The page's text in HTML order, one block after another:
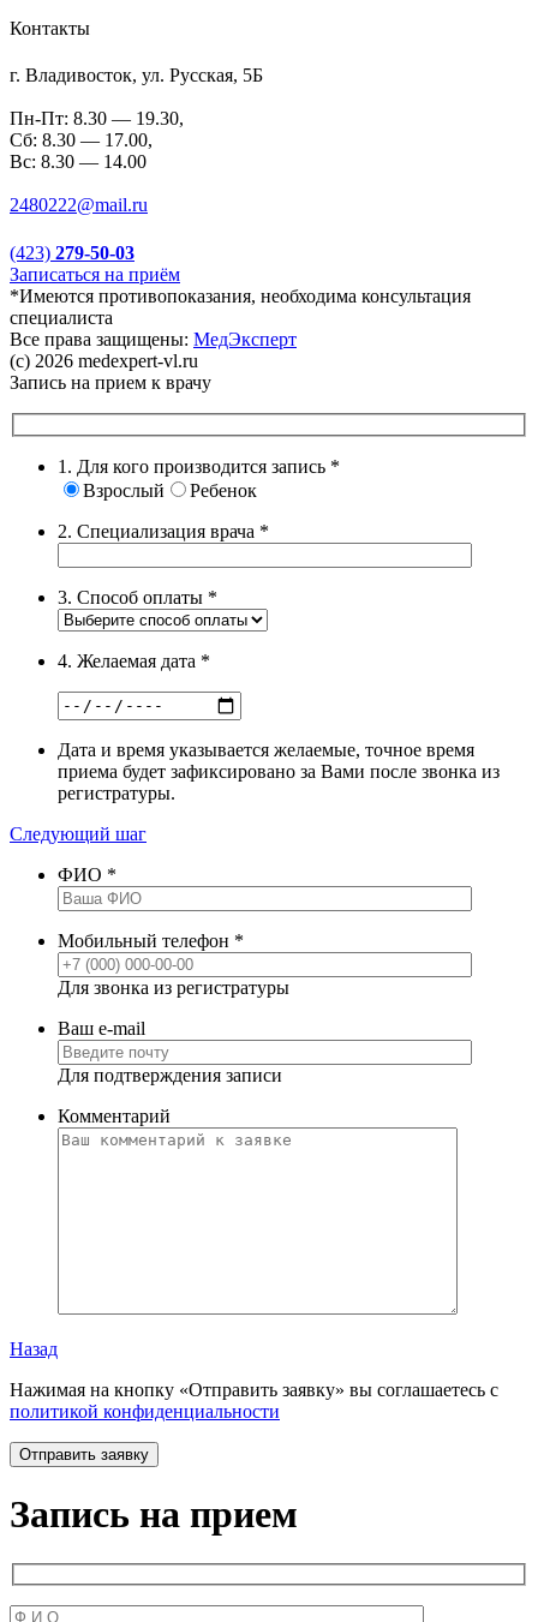
Контакты
г. Владивосток, ул. Русская, 5Б
Пн-Пт: 8.30 — 19.30,
Сб: 8.30 — 17.00,
Вс: 8.30 — 14.00
2480222@mail.ru
(423) 279-50-03
Записаться на приём
*Имеются противопоказания, необходима консультация
специалиста
Все права защищены: МедЭксперт
(c) 2026 medexpert-vl.ru
Запись на прием к врачу
1. Для кого производится запись *
Взрослый
Ребенок
2. Специализация врача *
3. Способ оплаты *
4. Желаемая дата *
Дата и время указывается желаемые, точное время
приема будет зафиксировано за Вами после звонка из
регистратуры.
Следующий шаг
ФИО *
Мобильный телефон *
Для звонка из регистратуры
Ваш e-mail
Для подтверждения записи
Комментарий
Назад
Нажимая на кнопку «Отправить заявку» вы соглашаетесь с
политикой конфиденциальности
Запись на прием